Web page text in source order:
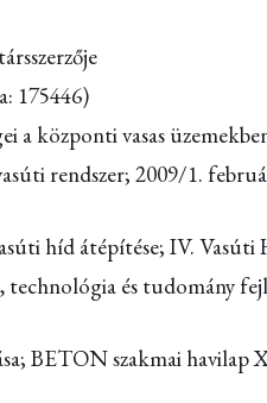
175446)
a központi vasas
rendszer; 2009/1.
híd átépítése; IV. Vasúti
és tudomány
BETON szakmai havilap